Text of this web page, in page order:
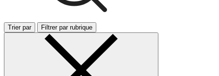
Trier par Filtrer par rubrique